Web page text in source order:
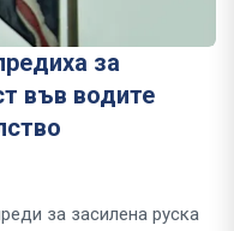
за
във водите
за засилена руска